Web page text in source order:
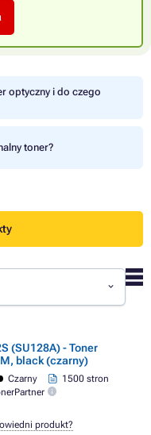
optyczny i do czego
toner?
(SU128A) - Toner
black (czarny)
Czarny
1500 stron
produkt?